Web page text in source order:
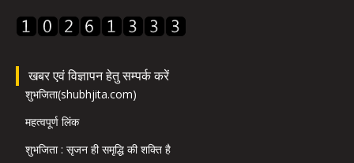
खबर एवं विज्ञापन हेतु सम्पर्क करें
शुभजिता(shubhjita.com)
महत्वपूर्ण लिंक
शुभजिता : सृजन ही समृद्धि की शक्ति है